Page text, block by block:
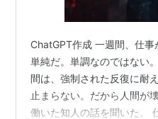
ChatGPT作成 一週間、仕
単純だ。単調なのではない
間は、強制された反復に耐
止まらない。だから人間が
働いた知人の話を聞いた。